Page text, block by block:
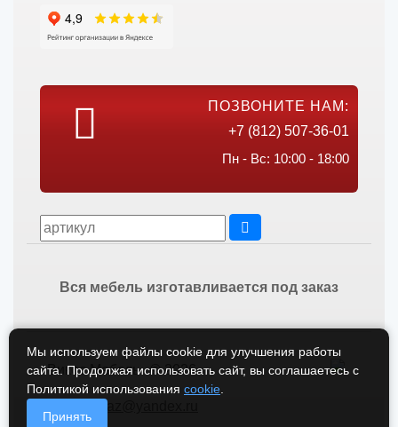
ПОЗВОНИТЕ НАМ:
+7 (812) 507-36-01
Пн - Вс: 10:00 - 18:00
Вся мебель изготавливается под заказ
Викос Мебель © 2026
Мы используем файлы cookie для улучшения работы
сайта. Продолжая использовать сайт, вы соглашаетесь с
Политикой использования cookie
Принять